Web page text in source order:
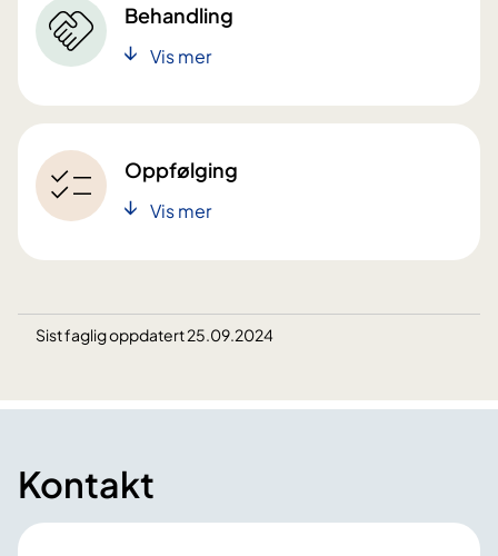
Behandling
Vis mer
Oppfølging
Vis mer
Sist faglig oppdatert 25.09.2024
Kontakt